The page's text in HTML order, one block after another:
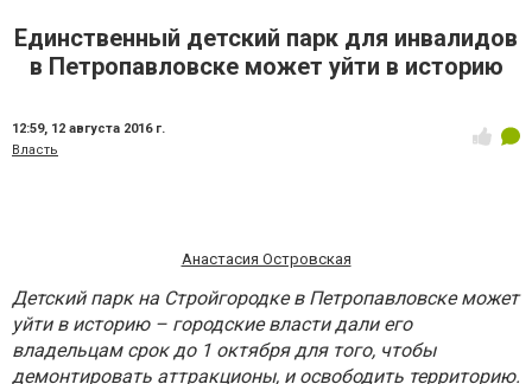
Единственный детский парк для инвалидов
в Петропавловске может уйти в историю
12:59, 12 августа 2016 г.
Власть
Анастасия Островская
Детский парк на Стройгородке в Петропавловске может
уйти в историю – городские власти дали его
владельцам срок до 1 октября для того, чтобы
демонтировать аттракционы, и освободить территорию.